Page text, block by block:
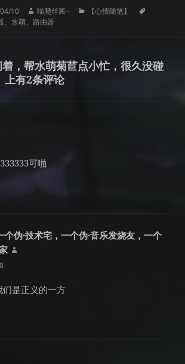
10
作
者
喵爬丝酱~
分【心情随笔】
、水萌、 路由器
着，帮水萌菊苣点小忙，很久没碰
有2条评论
可啪
个伪·技术宅，一个伪·音乐发烧友，一个
们是正义的一方